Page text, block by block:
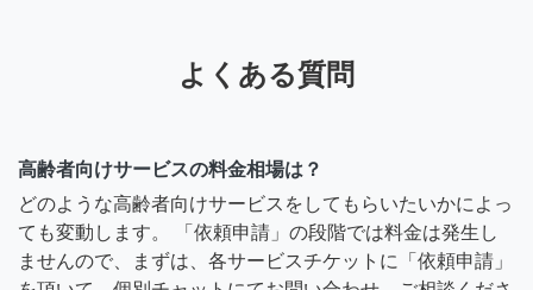
よくある質問
高齢者向けサービスの料金相場は？
どのような高齢者向けサービスをしてもらいたいかによっ
ても変動します。 「依頼申請」の段階では料金は発生し
ませんので、まずは、各サービスチケットに「依頼申請」